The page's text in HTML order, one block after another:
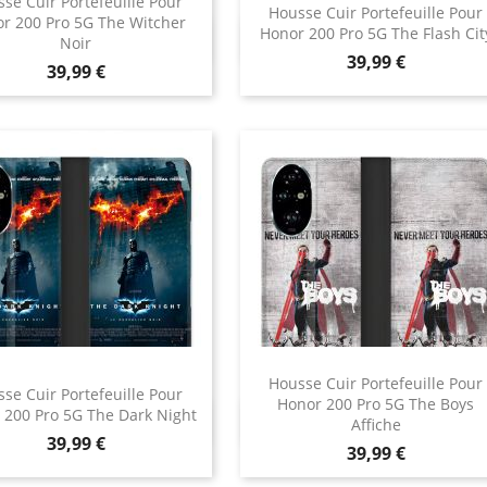
200 Pro 5G The Witcher
Noir
Prix
39,99 €
Aperçu rapide
Housse Cuir Portefeuille Pour
Honor 200 Pro 5G The Flash
Prix
39,99 €
Aperçu rapide
Cuir Portefeuille Pour
Pro 5G The Dark Night
Prix
39,99 €
Aperçu rapide
Housse Cuir Portefeuille Pour
Honor 200 Pro 5G The Boys
Affiche
Prix
39,99 €
Aperçu rapide